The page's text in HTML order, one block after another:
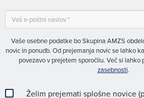
Vaše osebne podatke bo Skupina AMZS
novic in ponudb. Od prejemanja novic se lahko
povezavo v prejetem sporočilu. Več si lahko
zasebnosti.
Želim prejemati splošne novice